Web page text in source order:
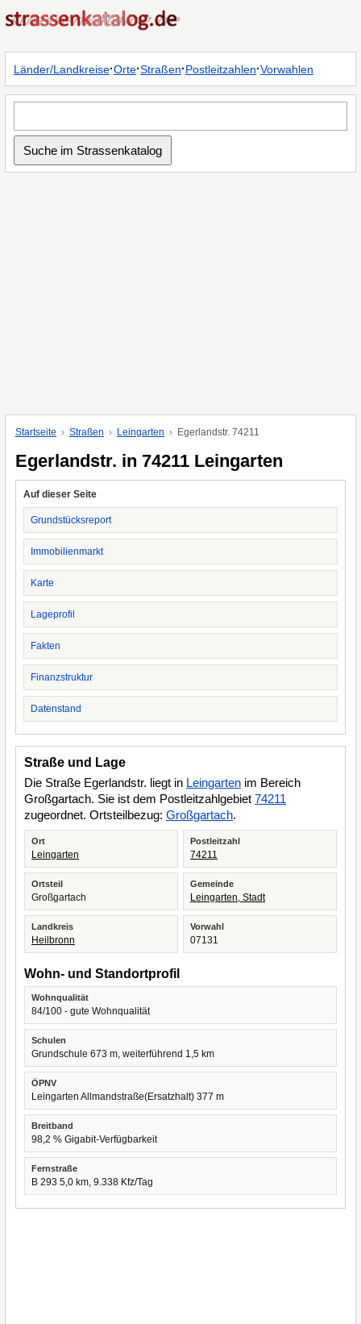
Länder/Landkreise·Orte·Straßen·Postleitzahlen·Vorwahlen
Startseite Straßen Leingarten Egerlandstr. 74211
Egerlandstr. in 74211 Leingarten
Auf dieser Seite
Grundstücksreport
Immobilienmarkt
Karte
Lageprofil
Fakten
Finanzstruktur
Datenstand
Straße und Lage
Die Straße Egerlandstr. liegt in Leingarten im Bereich
Großgartach. Sie ist dem Postleitzahlgebiet 74211
zugeordnet. Ortsteilbezug: Großgartach.
Ort
Leingarten
Postleitzahl
74211
Ortsteil
Großgartach
Gemeinde
Leingarten, Stadt
Landkreis
Heilbronn
Vorwahl
07131
Wohn- und Standortprofil
Wohnqualität
84/100 - gute Wohnqualität
Schulen
Grundschule 673 m, weiterführend 1,5 km
ÖPNV
Leingarten Allmandstraße(Ersatzhalt) 377 m
Breitband
98,2 % Gigabit-Verfügbarkeit
Fernstraße
B 293 5,0 km, 9.338 Kfz/Tag